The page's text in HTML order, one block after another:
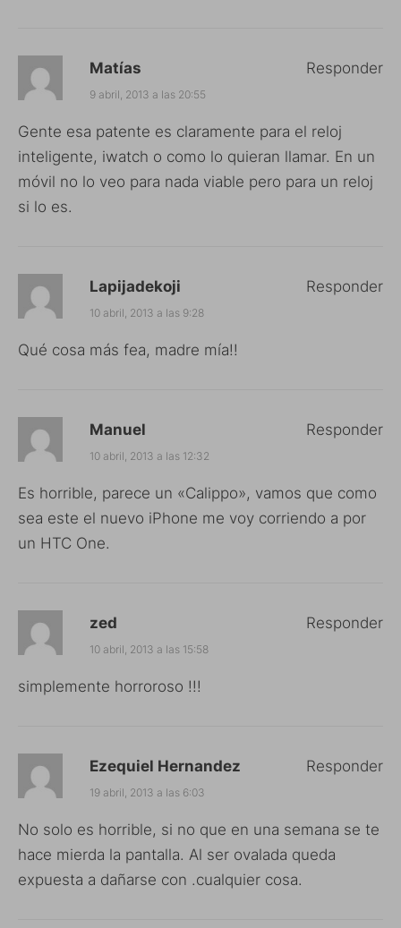
Matías
9 abril, 2013 a las 20:55
Gente esa patente es claramente para el reloj
inteligente, iwatch o como lo quieran llamar. En un
móvil no lo veo para nada viable pero para un reloj
si lo es.
Responder
Lapijadekoji
10 abril, 2013 a las 9:28
Qué cosa más fea, madre mía!!
Responder
Manuel
10 abril, 2013 a las 12:32
Es horrible, parece un «Calippo», vamos que como
sea este el nuevo iPhone me voy corriendo a por
un HTC One.
Responder
zed
10 abril, 2013 a las 15:58
simplemente horroroso !!!
Responder
Ezequiel Hernandez
19 abril, 2013 a las 6:03
No solo es horrible, si no que en una semana se te
hace mierda la pantalla. Al ser ovalada queda
expuesta a dañarse con .cualquier cosa.
Responder